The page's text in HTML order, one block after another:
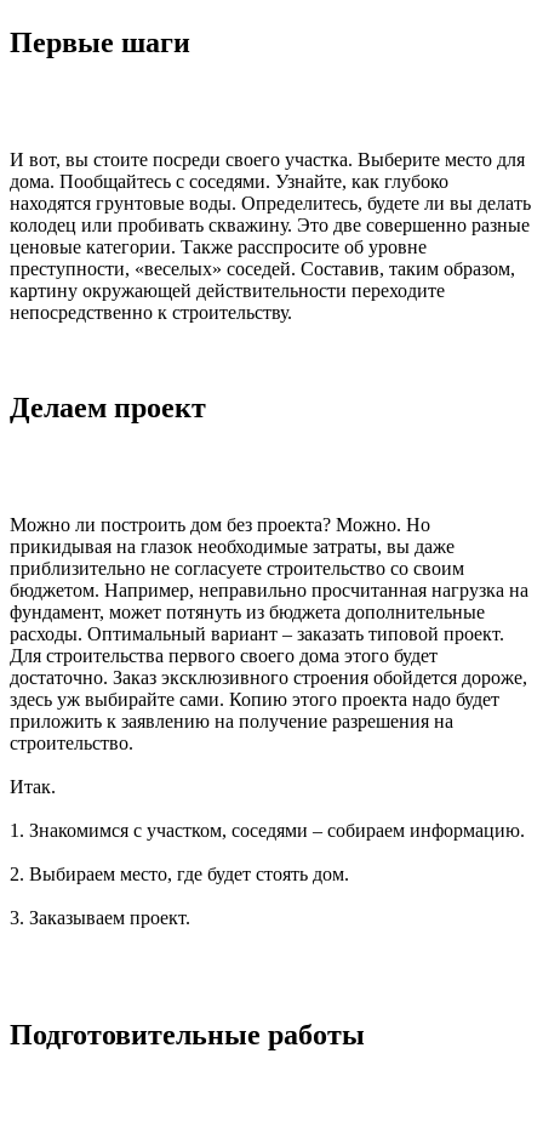
Первые шаги
И вот, вы стоите посреди своего участка. Выберите место для
дома. Пообщайтесь с соседями. Узнайте, как глубоко
находятся грунтовые воды. Определитесь, будете ли вы делать
колодец или пробивать скважину. Это две совершенно разные
ценовые категории. Также расспросите об уровне
преступности, «веселых» соседей. Составив, таким образом,
картину окружающей действительности переходите
непосредственно к строительству.
Делаем проект
Можно ли построить дом без проекта? Можно. Но
прикидывая на глазок необходимые затраты, вы даже
приблизительно не согласуете строительство со своим
бюджетом. Например, неправильно просчитанная нагрузка на
фундамент, может потянуть из бюджета дополнительные
расходы. Оптимальный вариант – заказать типовой проект.
Для строительства первого своего дома этого будет
достаточно. Заказ эксклюзивного строения обойдется дороже,
здесь уж выбирайте сами. Копию этого проекта надо будет
приложить к заявлению на получение разрешения на
строительство.
Итак.
1. Знакомимся с участком, соседями – собираем информацию.
2. Выбираем место, где будет стоять дом.
3. Заказываем проект.
Подготовительные работы